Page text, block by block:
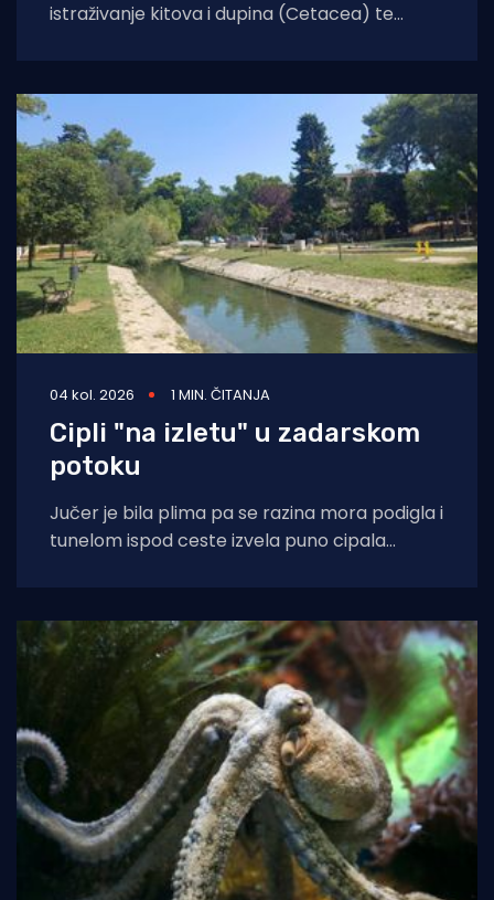
istraživanje kitova i dupina (Cetacea) te
04 kol. 2026 1 MIN. ČITANJA
Cipli "na izletu" u zadarskom
potoku
Jučer je bila plima pa se razina mora podigla i
tunelom ispod ceste izvela puno cipala